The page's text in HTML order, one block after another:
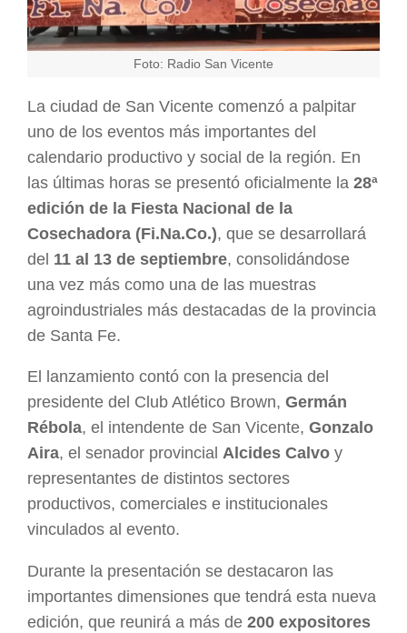
Foto: Radio San Vicente
La ciudad de San Vicente comenzó a palpitar
uno de los eventos más importantes del
calendario productivo y social de la región. En
las últimas horas se presentó oficialmente la 28ª
edición de la Fiesta Nacional de la
Cosechadora (Fi.Na.Co.), que se desarrollará
del 11 al 13 de septiembre, consolidándose
una vez más como una de las muestras
agroindustriales más destacadas de la provincia
de Santa Fe.
El lanzamiento contó con la presencia del
presidente del Club Atlético Brown, Germán
Rébola, el intendente de San Vicente, Gonzalo
Aira, el senador provincial Alcides Calvo y
representantes de distintos sectores
productivos, comerciales e institucionales
vinculados al evento.
Durante la presentación se destacaron las
importantes dimensiones que tendrá esta nueva
edición, que reunirá a más de 200 expositores